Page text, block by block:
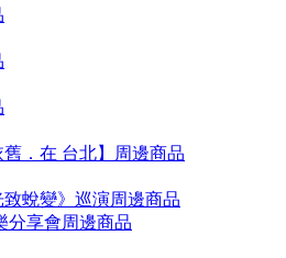
舊．在 台北】周邊商品
致蛻變》巡演周邊商品
分享會周邊商品